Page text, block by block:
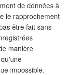
de données à
le rapprochement
être fait sans
manière
impossible.